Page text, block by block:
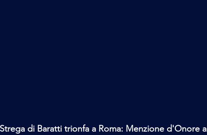
di Baratti trionfa a Roma: Menzione d'Onore al